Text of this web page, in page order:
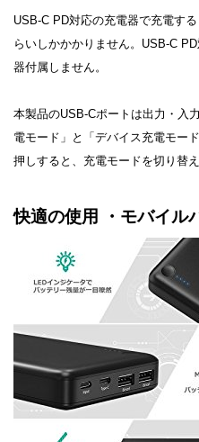
USB-C PD対応の充電器で充電す
らいしかかかりません。USB-C
器付属しません。
本製品のUSB-Cポートは出力・入
電モード」と「デバイス充電モー
押しすると、充電モードを切り替
快適の使用 ・モバイル